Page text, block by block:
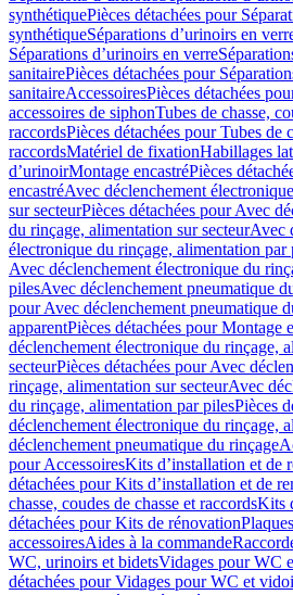
synthétiquePièces détachées pour
synthétiqueSéparations d’urinoirs en
Séparations d’urinoirs en verre
sanitairePièces détachées pour
sanitaireAccessoiresPièces détachées
accessoires de siphonTubes de chasse,
raccordsPièces détachées pour Tubes de
raccordsMatériel de fixationHabillages
dʼurinoirMontage encastréPièces
encastréAvec déclenchement
sur secteurPièces détachées pour Avec
du rinçage, alimentation sur secteurAvec
électronique du rinçage, alimentation par
Avec déclenchement électronique du
pilesAvec déclenchement pneumatique
pour Avec déclenchement pneumatique
apparentPièces détachées pour Montage
déclenchement électronique du rinçage,
secteurPièces détachées pour Avec
rinçage, alimentation sur secteurAvec
du rinçage, alimentation par pilesPièces
déclenchement électronique du rinçage,
déclenchement pneumatique du rinçage
pour AccessoiresKits d’installation et de
détachées pour Kits d’installation et de
chasse, coudes de chasse et raccordsKits
détachées pour Kits de rénovation
accessoiresAides à la commande
WC, urinoirs et bidetsVidages pour WC
détachées pour Vidages pour WC et